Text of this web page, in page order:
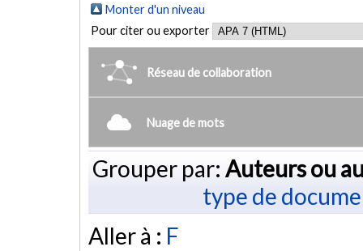
Monter d'un niveau
Pour citer ou exporter
Réseau de collaboration
Nuage de mots
Grouper par: Auteurs ou
type de
Aller à : F